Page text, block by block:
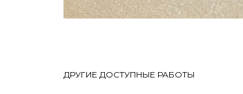
ДРУГИЕ ДОСТУПНЫЕ РАБОТЫ